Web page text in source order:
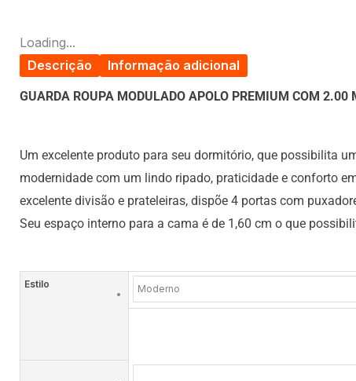
Loading...
Descrição
Informação adicional
GUARDA ROUPA MODULADO APOLO PREMIUM COM 2.00
Um excelente produto para seu dormitório, que possibilita
modernidade com um lindo ripado, praticidade e conforto
excelente divisão e prateleiras, dispõe 4 portas com
Seu espaço interno para a cama é de 1,60 cm o que
Estilo Moderno